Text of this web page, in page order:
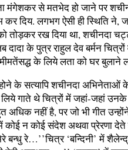
मंगेशकर से मतभेद हो जाने पर
कर दिय. लगभग ऐसी ही स्थिति
तोड़कर रख दिया था, शचीनदा
दादा के पुत्र राहुल देव बर्मन
के लिये लता को घर बुलाने
के सत्यापि शचीनदा अभिनेताओं
गाते थे चित्रों में जहां-जहां
अधिक नहीं है, पर जो भी गीत
कोई न कोई संदेश अथवा प्रेरणा
बन्धु रे…’’चित्र ‘बन्दिनी’ में